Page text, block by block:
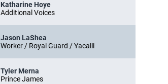
Katharine Hoye
Additional Voices
Jason LaShea
Worker / Royal Guard / Yacalli
Tyler Merna
Prince James